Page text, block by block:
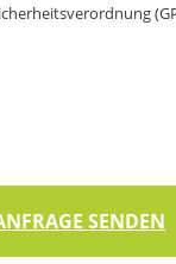
SENDEN